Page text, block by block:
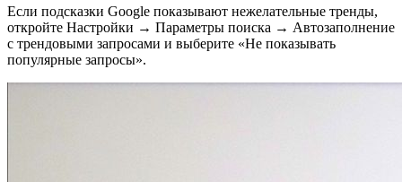
Если подсказки Google показывают нежелательные тренды,
откройте Настройки → Параметры поиска → Автозаполнение
с трендовыми запросами и выберите «Не показывать
популярные запросы».